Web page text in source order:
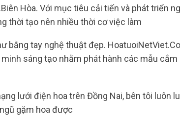
Hòa. Với mục tiêu cải tiến và phát triển
thời tạo nên nhiều thời cơ việc làm
bằng tay nghệ thuật đẹp.
sáng tạo nhằm phát hành các mẫu
lưới điện hoa trên Đồng Nai, bên tôi luôn
gặm hoa được